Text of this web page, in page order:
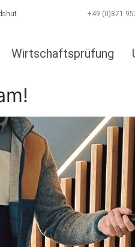
+49 (0)871
Wirtschaftsprüfung